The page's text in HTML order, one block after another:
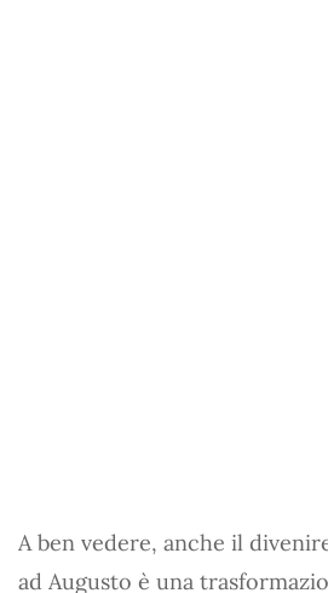
A ben vedere, anche il
ad Augusto è una